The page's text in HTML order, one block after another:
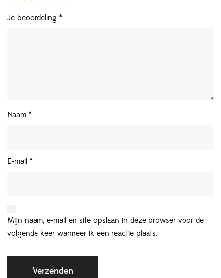
Je beoordeling *
Naam *
E-mail *
Mijn naam, e-mail en site opslaan in deze browser voor de
volgende keer wanneer ik een reactie plaats.